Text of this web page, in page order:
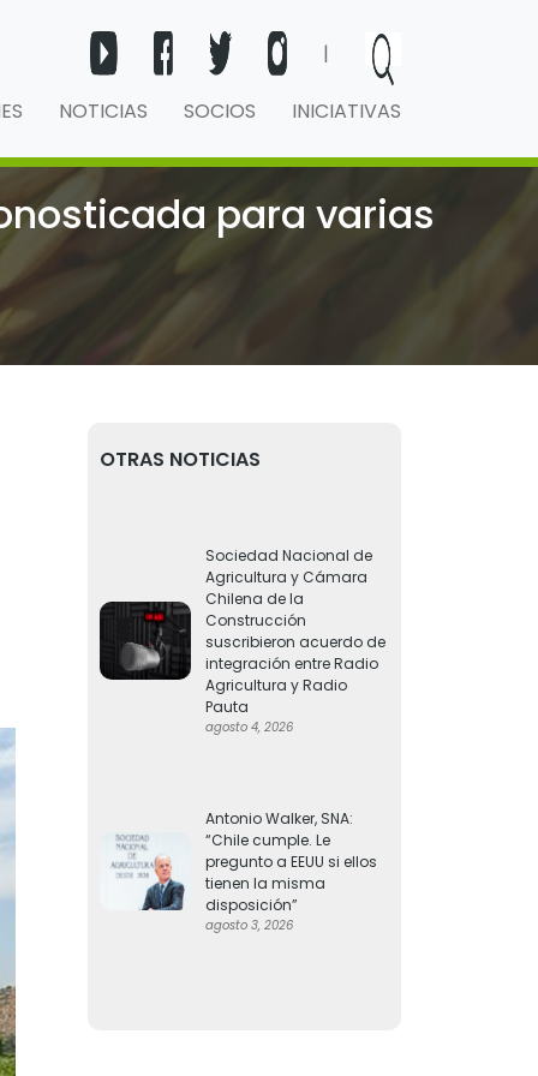
|
NOTICIAS SOCIOS INICIATIVAS
para varias
OTRAS NOTICIAS
Sociedad Nacional de
Agricultura y Cámara
Chilena de la
Construcción
suscribieron acuerdo de
integración entre Radio
Agricultura y Radio
Pauta
agosto 4, 2026
Antonio Walker, SNA:
“Chile cumple. Le
pregunto a EEUU si ellos
tienen la misma
disposición”
agosto 3, 2026